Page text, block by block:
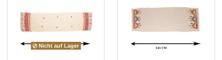
Nicht auf Lager